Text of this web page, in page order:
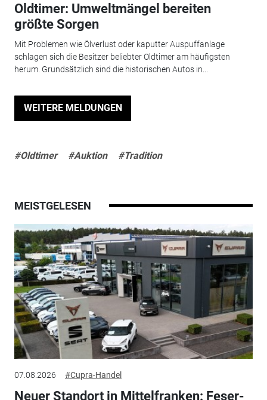
Oldtimer: Umweltmängel bereiten
größte Sorgen
Mit Problemen wie Ölverlust oder kaputter Auspuffanlage
schlagen sich die Besitzer beliebter Oldtimer am häufigsten
herum. Grundsätzlich sind die historischen Autos in...
WEITERE MELDUNGEN
#Oldtimer #Auktion #Tradition
MEISTGELESEN
07.08.2026 #Cupra-Handel
Neuer Standort in Mittelfranken: Feser-